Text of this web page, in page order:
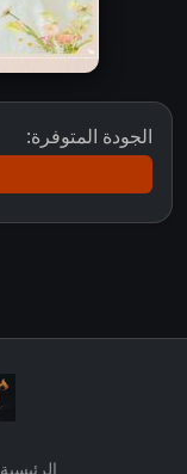
الجودة المتوفرة:
الرئيسية